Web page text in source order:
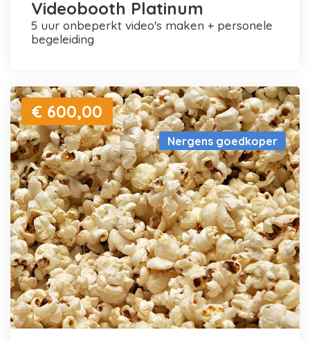
Videobooth Platinum
5 uur onbeperkt video's maken + personele
begeleiding
Nergens goedkoper
€ 600,00